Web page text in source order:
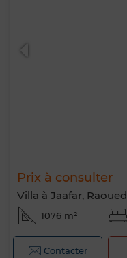
Prix à consulter
Villa à Jaafar, Raoued
1076 m²
Contacter